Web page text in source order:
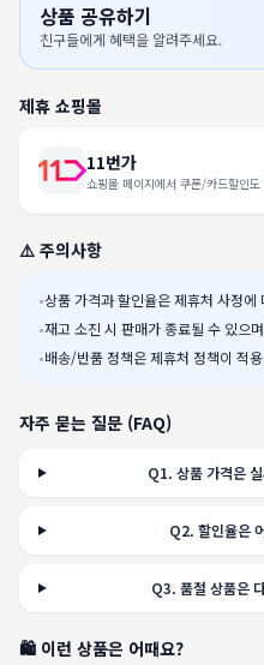
상품 공유하기
친구들에게 혜택을 알려주세요.
제휴 쇼핑몰
11번가
쇼핑몰 페이지에서 쿠폰/카드할인
⚠️ 주의사항
•상품 가격과 할인율은 제휴처 사정에
•재고 소진 시 판매가 종료될 수 있으
•배송/반품 정책은 제휴처 정책이 적
자주 묻는 질문 (FAQ)
Q1.상품 가격은
Q2.할인율은
Q3. 품절 상품은
🛍️ 이런 상품은 어때요?